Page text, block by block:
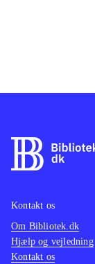
Kontakt os
Om Bibliotek.dk
Hjælp og vejledning
Kontakt os